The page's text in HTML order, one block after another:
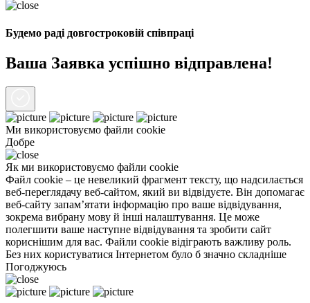
Будемо раді довгостроковій співпраці
Ваша Заявка успішно відправлена!
Ми використовуємо файли cookie
Добре
Як ми використовуємо файли cookie
Файл cookie – це невеликий фрагмент тексту, що надсилається
веб-переглядачу веб-сайтом, який ви відвідуєте. Він допомагає
веб-сайту запам’ятати інформацію про ваше відвідування,
зокрема вибрану мову й інші налаштування. Це може
полегшити ваше наступне відвідування та зробити сайт
кориснішим для вас. Файли cookie відіграють важливу роль.
Без них користуватися Інтернетом було б значно складніше
Погоджуюсь